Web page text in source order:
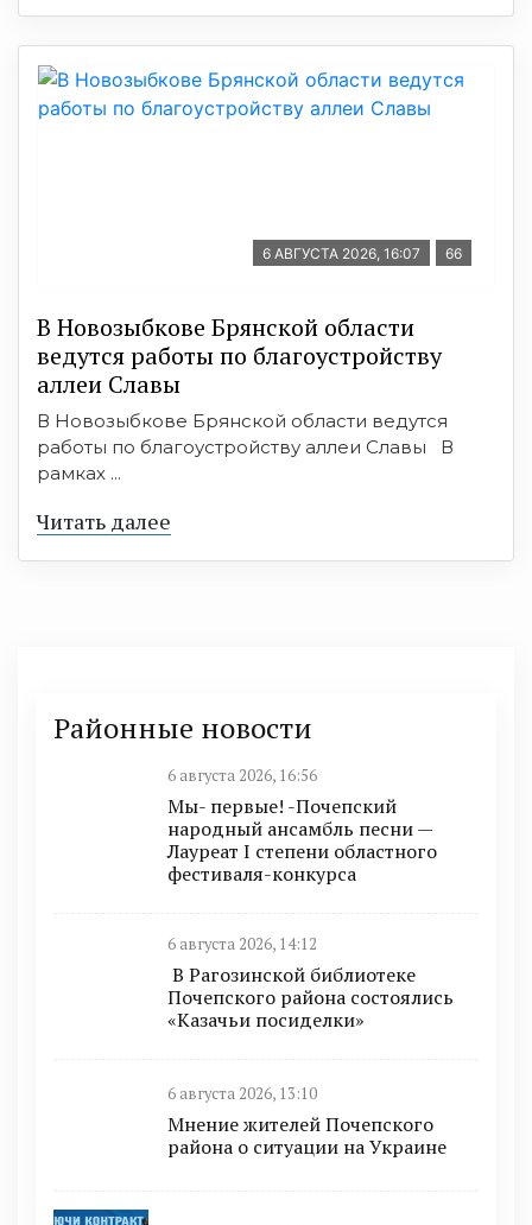
6 АВГУСТА 2026, 16:07 66
В Новозыбкове Брянской области
ведутся работы по благоустройству
аллеи Славы
В Новозыбкове Брянской области ведутся
работы по благоустройству аллеи Славы В
рамках ...
Читать далее
Районные новости
6 августа 2026, 16:56
Мы- первые! -Почепский
народный ансамбль песни —
Лауреат I степени областного
фестиваля-конкурса
6 августа 2026, 14:12
В Рагозинской библиотеке
Почепского района состоялись
«Казачьи посиделки»
6 августа 2026, 13:10
Мнение жителей Почепского
района о ситуации на Украине